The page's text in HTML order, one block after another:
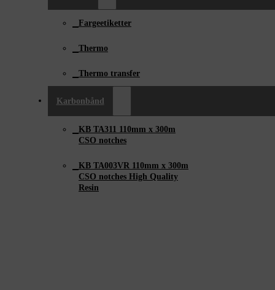
Fargeetiketter
Thermo
Thermo transfer
Karbonbånd
KB TA311 110mm x ­300m
CSO notches
KB TA003VR 110mm x 300m
CSO notches High Quality
Resin